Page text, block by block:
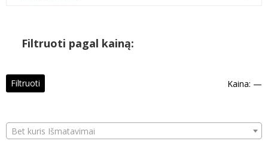
Filtruoti pagal kainą:
Filtruoti Kaina: —
Bet kuris Išmatavimai